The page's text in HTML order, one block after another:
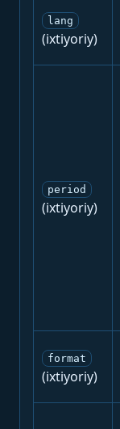
lang
(ixtiyoriy)
period
(ixtiyoriy)
format
(ixtiyoriy)